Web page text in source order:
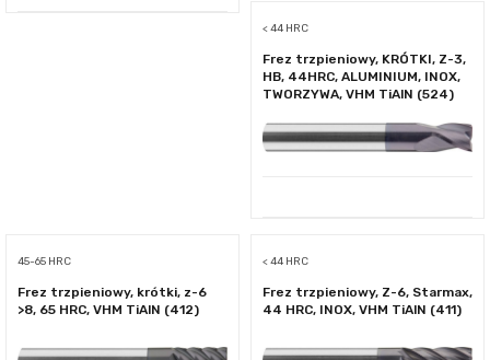
< 44 HRC
Frez trzpieniowy, KRÓTKI, Z-3,
HB, 44HRC, ALUMINIUM, INOX,
TWORZYWA, VHM TiAlN (524)
45-65 HRC
Frez trzpieniowy, krótki, z-6
>8, 65 HRC, VHM TiAlN (412)
< 44 HRC
Frez trzpieniowy, Z-6, Starmax,
44 HRC, INOX, VHM TiAlN (411)